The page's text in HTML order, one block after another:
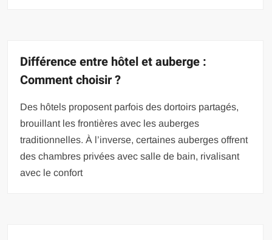
Différence entre hôtel et auberge :
Comment choisir ?
Des hôtels proposent parfois des dortoirs partagés,
brouillant les frontières avec les auberges
traditionnelles. À l’inverse, certaines auberges offrent
des chambres privées avec salle de bain, rivalisant
avec le confort